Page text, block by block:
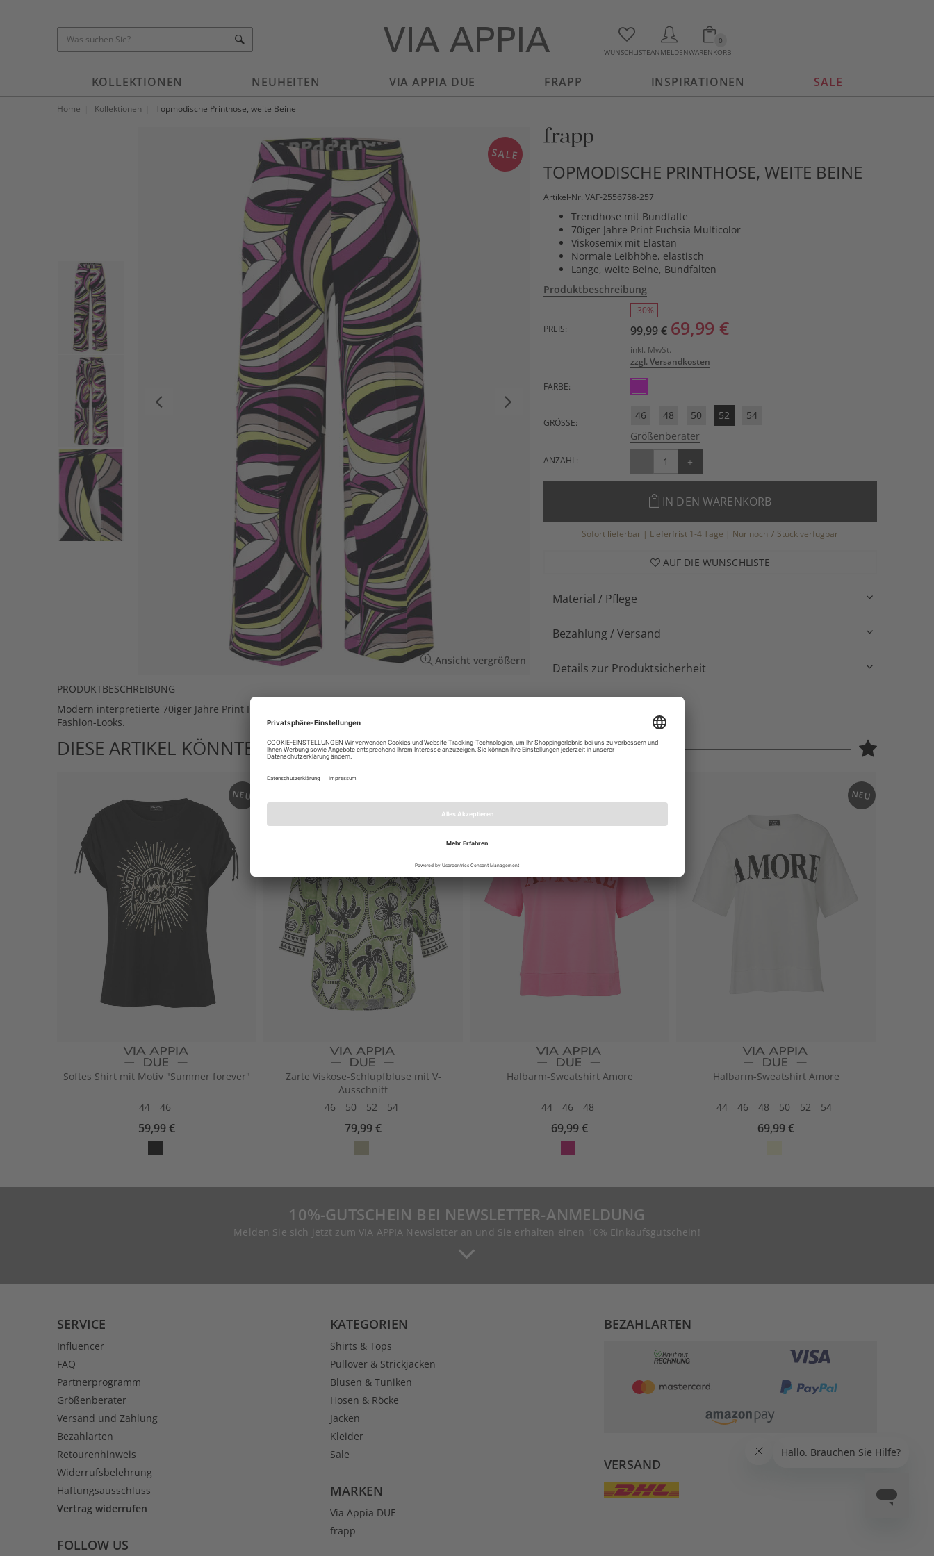
WUNSCHLISTEANMELDEN
0
WARENKORB
KOLLEKTIONEN NEUHEITEN VIA APPIA DUE FRAPP INSPIRATIONEN SALE
Home Kollektionen Topmodische Printhose, weite Beine
SALE
Ansicht vergrößern
PRODUKTBESCHREIBUNG
Modern interpretierte 70iger Jahre Print Hose mit weiten Beinen und Bundfalte für topmodische
Fashion-Looks.
TOPMODISCHE PRINTHOSE, WEITE BEINE
Artikel-Nr. VAF-2556758-257
Trendhose mit Bundfalte
70iger Jahre Print Fuchsia Multicolor
Viskosemix mit Elastan
Normale Leibhöhe, elastisch
Lange, weite Beine, Bundfalten
Produktbeschreibung
-30%
PREIS:
99,99 € 69,99 €
inkl. MwSt.
zzgl. Versandkosten
FARBE:
GRÖSSE:
46 48 50 52
54
Größenberater
ANZAHL: - +
IN DEN WARENKORB
Sofort lieferbar | Lieferfrist 1-4 Tage | Nur noch 7 Stück verfügbar
AUF DIE WUNSCHLISTE
Material / Pflege
Bezahlung / Versand
Details zur Produktsicherheit
DIESE ARTIKEL KÖNNTEN IHNEN AUCH GEFALLEN
NEU
Softes Shirt mit Motiv "Summer forever"
44 46
59,99 €
Zarte Viskose-Schlupfbluse mit V-
Ausschnitt
46
50 52 54
79,99 €
Halbarm-Sweatshirt Amore
44 46 48
69,99 €
NEU
Halbarm-Sweatshirt Amore
44 46 48 50 52 54
69,99 €
10%-GUTSCHEIN BEI NEWSLETTER-ANMELDUNG
Melden Sie sich jetzt zum VIA APPIA Newsletter an und Sie erhalten einen 10% Einkaufsgutschein!
SERVICE
Influencer
FAQ
Partnerprogramm
Größenberater
Versand und Zahlung
Bezahlarten
Retourenhinweis
Widerrufsbelehrung
Haftungsausschluss
Vertrag widerrufen
FOLLOW US
KATEGORIEN
Shirts & Tops
Pullover & Strickjacken
Blusen & Tuniken
Hosen & Röcke
Jacken
Kleider
Sale
MARKEN
Via Appia DUE
frapp
BEZAHLARTEN
VERSAND